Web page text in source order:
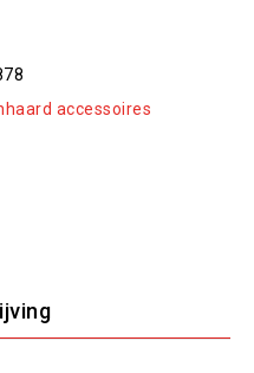
accessoires